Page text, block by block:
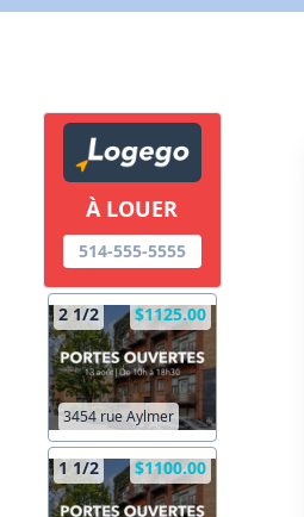
À LOUER
514-555-5555
2 1/2 $1125.00
3454 rue Aylmer
1 1/2 $1100.00